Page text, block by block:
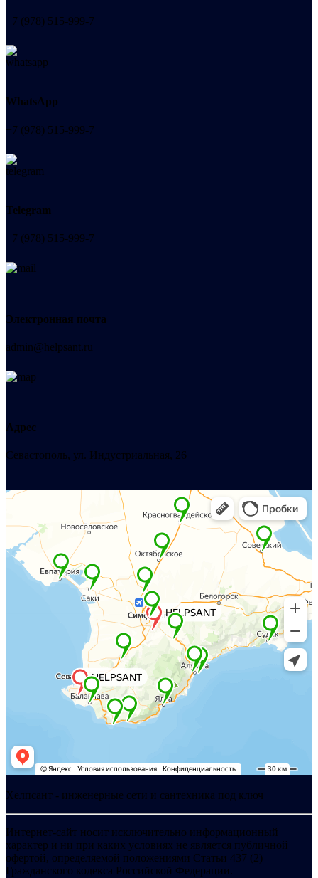
+7 (978) 515-999-7
WhatsApp
+7 (978) 515-999-7
Telegram
+7 (978) 515-999-7
Электронная почта
admin@helpsant.ru
Адрес
Севастополь, ул. Индустриальная, 26
Хелпсант - инженерные сети и сантехника под ключ
Интернет-сайт носит исключительно информационный
характер и ни при каких условиях не является публичной
офертой, определяемой положениями Статьи 437 (2)
Гражданского кодекса Российской Федерации.